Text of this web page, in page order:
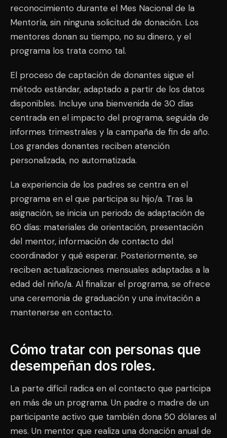
reconocimiento durante el Mes Nacional de la
Mentoría, sin ninguna solicitud de donación. Los
mentores donan su tiempo, no su dinero, y el
programa los trata como tal.
El proceso de captación de donantes sigue el
método estándar, adaptado a partir de los datos
disponibles. Incluye una bienvenida de 30 días
centrada en el impacto del programa, seguida de
informes trimestrales y la campaña de fin de año.
Los grandes donantes reciben atención
personalizada, no automatizada.
La experiencia de los padres se centra en el
programa en el que participa su hijo/a. Tras la
asignación, se inicia un periodo de adaptación de
60 días: materiales de orientación, presentación
del mentor, información de contacto del
coordinador y qué esperar. Posteriormente, se
reciben actualizaciones mensuales adaptadas a la
edad del niño/a. Al finalizar el programa, se ofrece
una ceremonia de graduación y una invitación a
mantenerse en contacto.
Cómo tratar con personas que
desempeñan dos roles.
La parte difícil radica en el contacto que participa
en más de un programa. Un padre o madre de un
participante activo que también dona 50 dólares al
mes. Un mentor que realiza una donación anual de